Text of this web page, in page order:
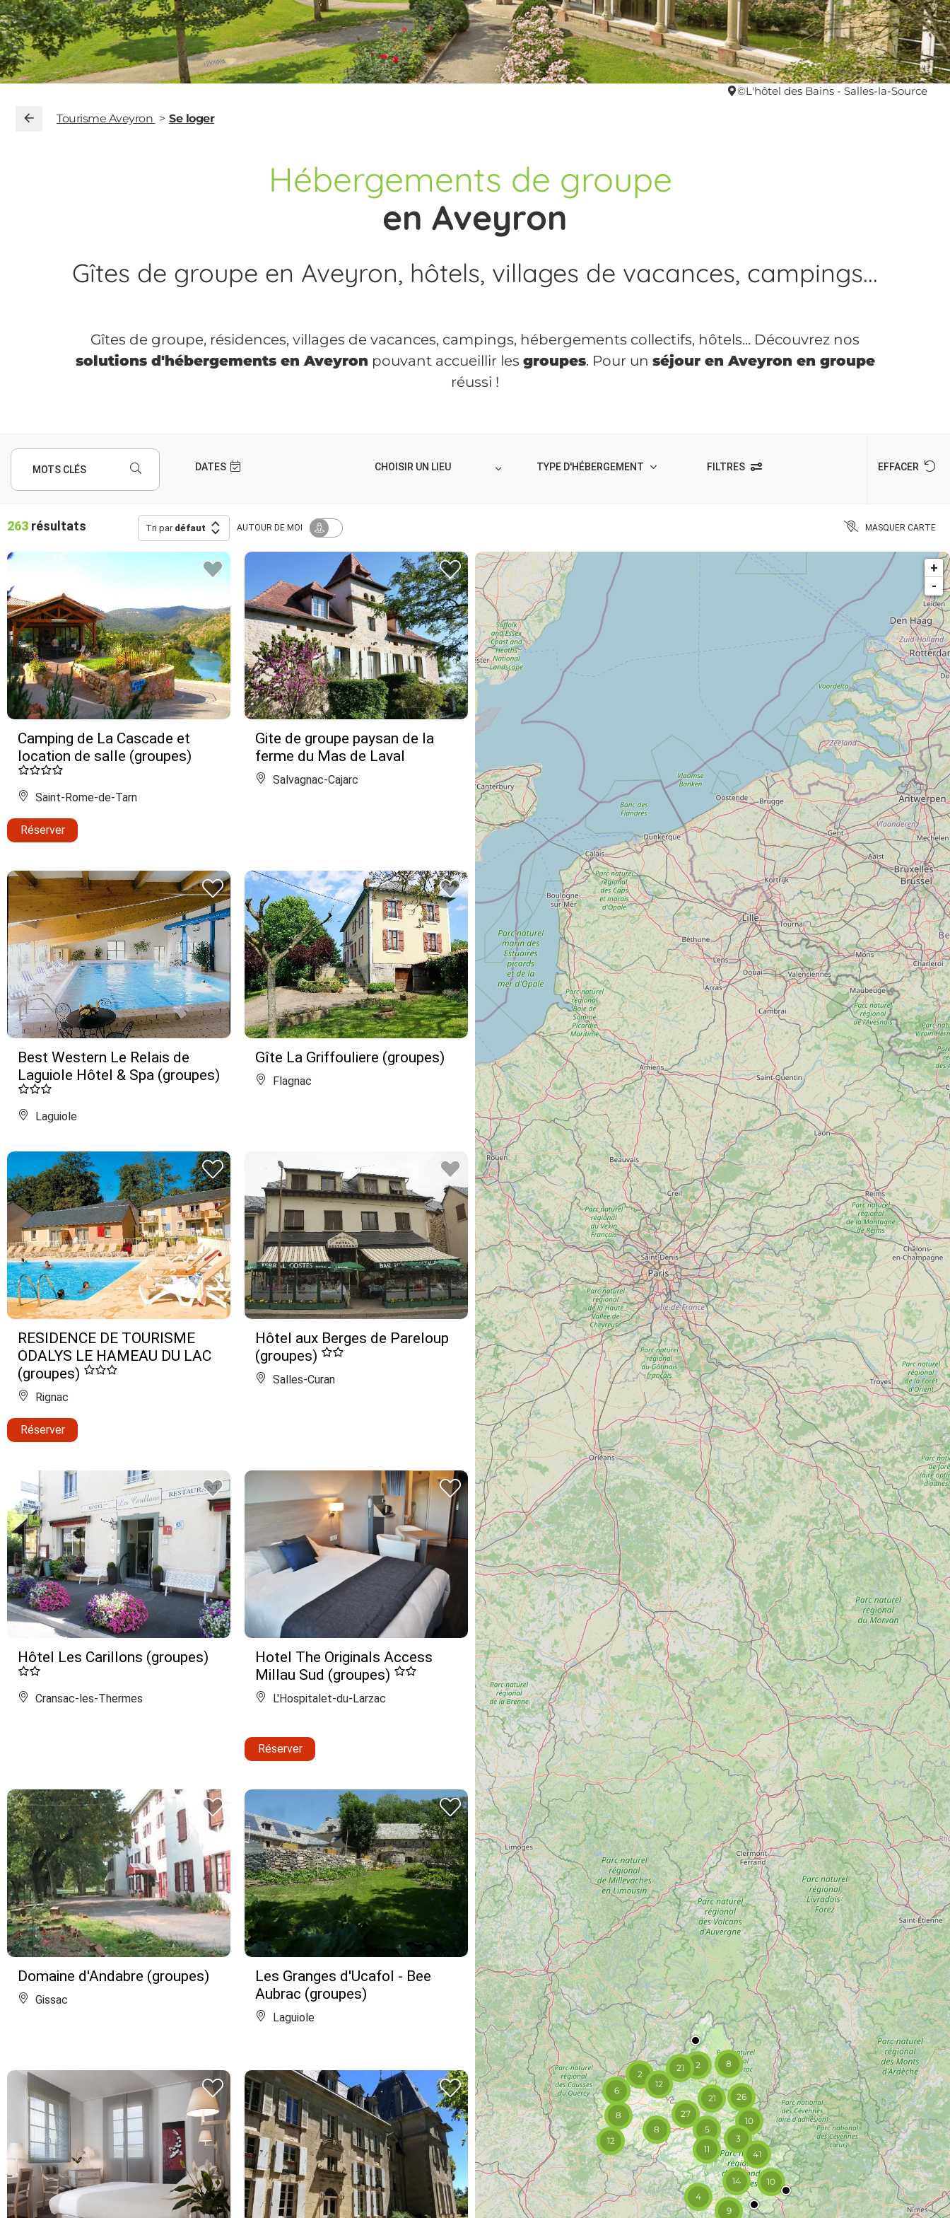
©L'hôtel des Bains - Salles-la-Source
Tourisme Aveyron Se loger
Hébergements de groupe
en Aveyron
Gîtes de groupe en Aveyron, hôtels, villages de vacances, campings...
Gîtes de groupe, résidences, villages de vacances, campings, hébergements collectifs, hôtels... Découvrez nos
solutions d'hébergements en Aveyron pouvant accueillir les groupes. Pour un séjour en Aveyron en groupe
réussi !
MOTS CLÉS DATES TYPE D'HÉBERGEMENT FILTRES EFFACER
263 résultats Tri par défaut AUTOUR DE MOI MASQUER CARTE
Camping de La Cascade et
location de salle (groupes)
Saint-Rome-de-Tarn
Réserver
Gite de groupe paysan de la
ferme du Mas de Laval
Salvagnac-Cajarc
Best Western Le Relais de
Laguiole Hôtel & Spa (groupes)
Laguiole
Gîte La Griffouliere (groupes)
Flagnac
RESIDENCE DE TOURISME
ODALYS LE HAMEAU DU LAC
(groupes)
Rignac
Réserver
Hôtel aux Berges de Pareloup
(groupes)
Salles-Curan
Hôtel Les Carillons (groupes)
Cransac-les-Thermes
Hotel The Originals Access
Millau Sud (groupes)
L'Hospitalet-du-Larzac
Réserver
Domaine d'Andabre (groupes)
Gissac
Les Granges d'Ucafol - Bee
Aubrac (groupes)
Laguiole
2
8
6
14
2
12
8
4
5
27
9
10
21
12
8
11
26
10
3
21
41
+
-